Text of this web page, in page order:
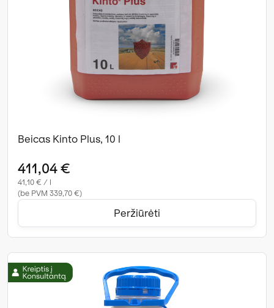
Beicas Kinto Plus, 10 l
411,04 €
41,10 € / l
(be PVM 339,70 €)
Peržiūrėti